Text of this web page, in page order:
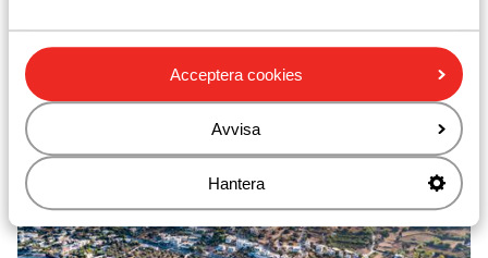
Acceptera cookies
Avvisa
Hantera
Bodrum Yaliciftlik